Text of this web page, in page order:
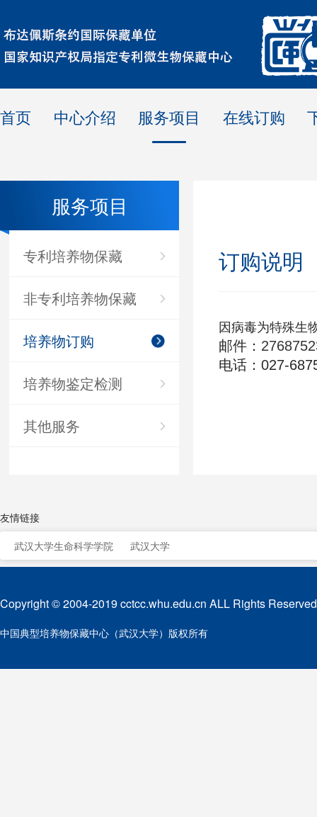
首页 中心介绍 服务项目 在线订购
服务项目
专利培养物保藏
非专利培养物保藏
培养物订购
培养物鉴定检测
其他服务
订购说明
因病毒为特殊生
邮件：
电话：027-
友情链接
武汉大学生命科学学院
武汉大学
Copyright © 2004-2019 cctcc.whu.edu.cn ALL Rights
中国典型培养物保藏中心（武汉大学）版权所有